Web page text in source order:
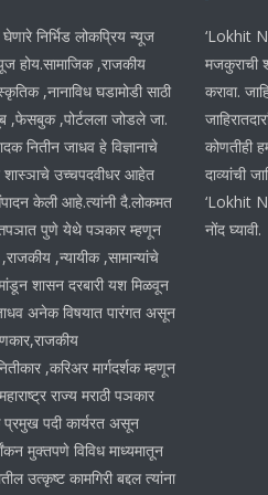
निर्भिड लोकप्रिय न्यूज
होय.सामाजिक ,राजकीय
,नानाविध घडामोडी साठी
,फेसबुक ,पोर्टलला जोडले जा.
नितीन जाधव हे विज्ञानाचे
उच्चपदवीधर आहेत
केली आहे.त्यांनी दै.लोकमत
पुणे येथे पञकार म्हणून
,न्यायीक ,सामान्यांचे
शासन दरबारी यश मिळवून
अनेक विषयात पारंगत असून
,करिअर मार्गदर्शक म्हणून
राज्य मराठी पञकार
पदी कार्यरत असून
मुक्तपणे विविध माध्यमातून
उत्कृष्ट कामगिरी बद्दल त्यांना
‘Lokhit
मजकुराची
करावा.
कोणतीही
दाव्यांची
‘Lokhit
नोंद घ्यावी.